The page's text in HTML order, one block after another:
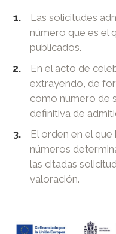
Las solicitudes
número que es el
publicados.
En el acto de
extrayendo, de
como número de
definitiva de
El orden en el
números
las citadas
valoración.